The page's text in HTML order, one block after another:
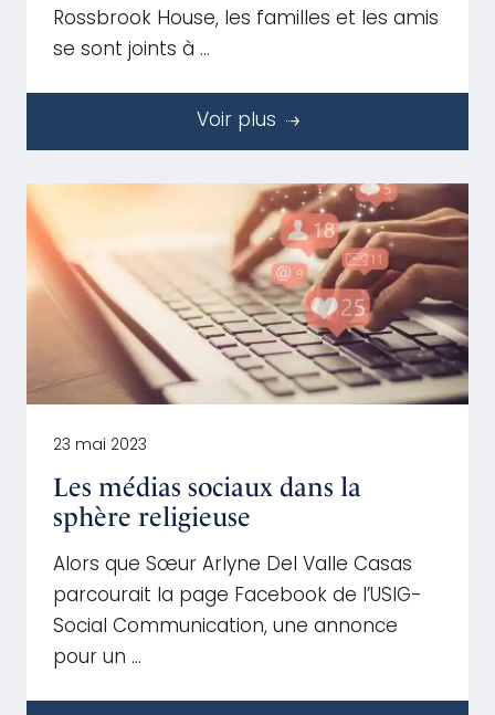
Rossbrook House, les familles et les amis
se sont joints à …
Voir plus
23 mai 2023
Les médias sociaux dans la
sphère religieuse
Alors que Sœur Arlyne Del Valle Casas
parcourait la page Facebook de l’USIG-
Social Communication, une annonce
pour un …